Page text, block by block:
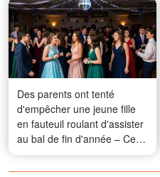
Des parents ont tenté
d'empêcher une jeune fille
en fauteuil roulant d'assister
au bal de fin d'année – Ce
qui s'est passé ce soir-là
n'était rien d'autre que le